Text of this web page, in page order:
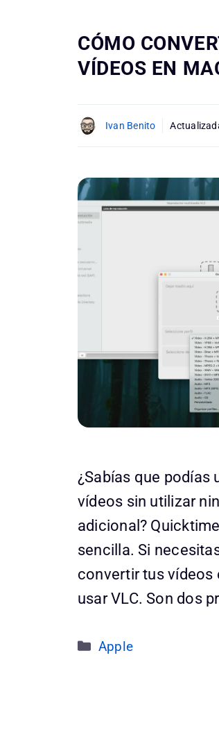
CÓMO
VÍDEOS EN
Ivan Benito
¿Sabías que podías
vídeos sin utilizar
adicional?
sencilla. Si
convertir tus vídeos
usar VLC. Son dos
Categorías
Apple